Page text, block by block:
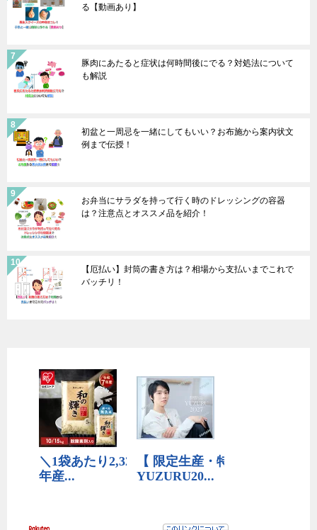
る【動画あり】
豚肉にあたると症状は何時間後にでる？対処法について
も解説
初盆と一周忌を一緒にしてもいい？お布施から案内状文
例まで伝授！
お弁当にサラダを持って行く時のドレッシングの容器
は？注意点とオススメ品を紹介！
【厄払い】封筒の書き方は？相場から支払いまでこれで
バッチリ！